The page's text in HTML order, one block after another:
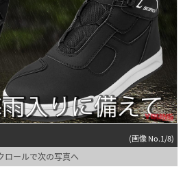
(画像 No.1/8)
ロールで次の写真へ